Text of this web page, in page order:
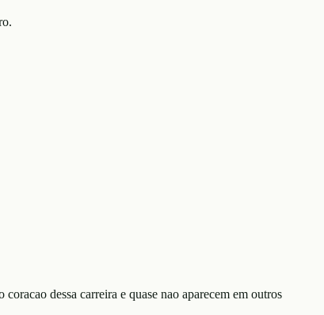
dessa carreira e quase nao aparecem em outros